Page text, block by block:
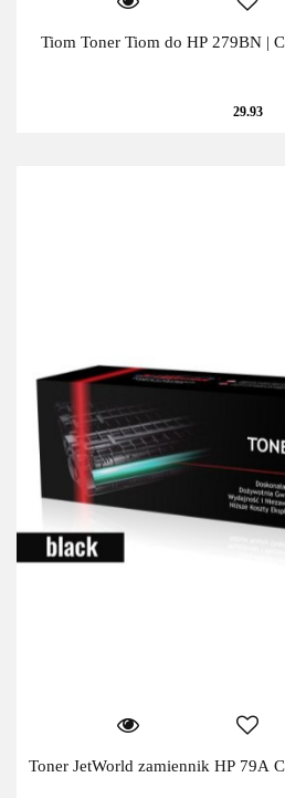
Tiom Toner Tiom do HP 279BN |
29.93
Toner JetWorld zamiennik HP 79A